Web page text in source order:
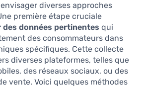
diverses approches
première étape cruciale
des données pertinentes qui
des consommateurs dans
spécifiques. Cette collecte
diverses plateformes, telles que
des réseaux sociaux, ou des
vente. Voici quelques méthodes